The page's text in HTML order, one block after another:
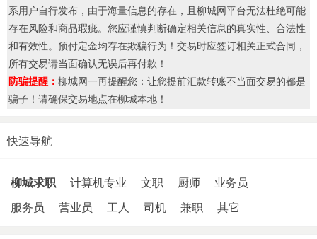
系用户自行发布，由于海量信息的存在，且柳城网平台无法杜绝可能
存在风险和商品瑕疵。您应谨慎判断确定相关信息的真实性、合法性
和有效性。预付定金均存在欺骗行为！交易时应签订相关正式合同，
所有交易请当面确认无误后再付款！
防骗提醒： 柳城网一再提醒您：让您提前汇款转账不当面交易的都是
骗子！请确保交易地点在柳城本地！
快速导航
柳城求职 计算机专业 文职 厨师
业务员
服务员
营业员 工人 司机 兼职 其它